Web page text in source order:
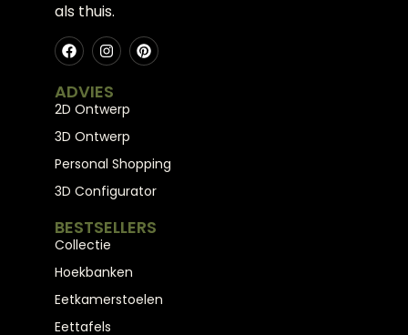
als thuis.
ADVIES
2D Ontwerp
3D Ontwerp
Personal Shopping
3D Configurator
BESTSELLERS
Collectie
Hoekbanken
Eetkamerstoelen
Eettafels